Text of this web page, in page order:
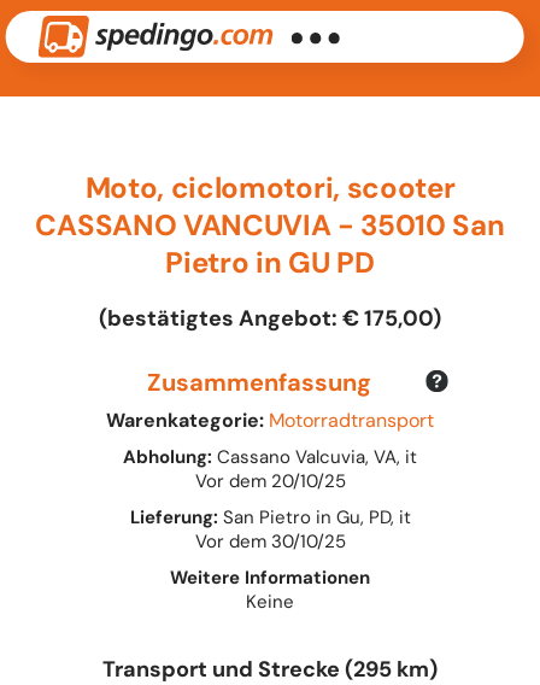
Moto, ciclomotori, scooter
CASSANO VANCUVIA - 35010 San
Pietro in GU PD
(bestätigtes Angebot: € 175,00)
Zusammenfassung
Warenkategorie: Motorradtransport
Abholung: Cassano Valcuvia, VA, it
Vor dem 20/10/25
Lieferung: San Pietro in Gu, PD, it
Vor dem 30/10/25
Weitere Informationen
Keine
Transport und Strecke (295 km)